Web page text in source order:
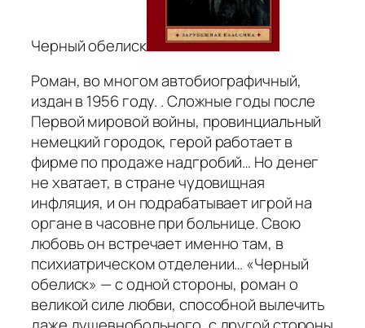
Черный обелиск
Роман, во многом автобиографичный,
издан в 1956 году. . Сложные годы после
Первой мировой войны, провинциальный
немецкий городок, герой работает в
фирме по продаже надгробий… Но денег
не хватает, в стране чудовищная
инфляция, и он подрабатывает игрой на
органе в часовне при больнице. Свою
любовь он встречает именно там, в
психиатрическом отделении… «Черный
обелиск» — с одной стороны, роман о
великой силе любви, способной вылечить